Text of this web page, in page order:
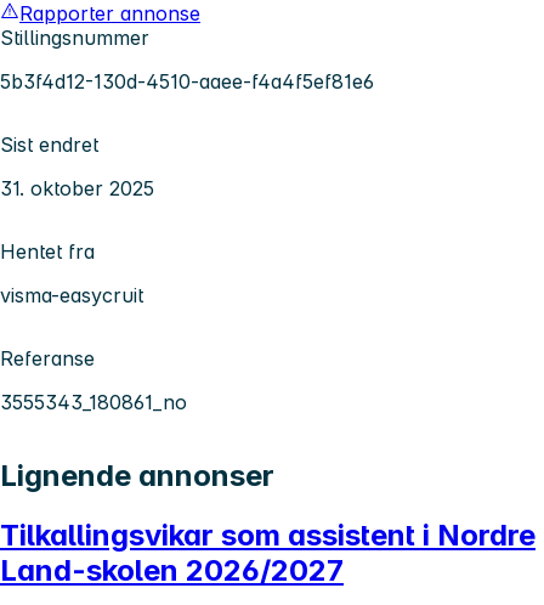
Rapporter annonse
Stillingsnummer
5b3f4d12-130d-4510-aaee-f4a4f5ef81e6
Sist endret
31. oktober 2025
Hentet fra
visma-easycruit
Referanse
3555343_180861_no
Lignende annonser
Tilkallingsvikar som assistent i Nordre
Land-skolen 2026/2027